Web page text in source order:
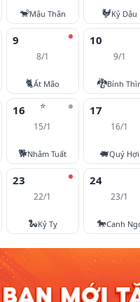
🐒Mậu Thân 🐓Kỷ Dậu
9
8/1
🐈Ất Mão
10
9/1
🐉Bính
⭐
16
15/1
🐕Nhâm Tuất
17
16/1
🐖Quý Hợi
23
22/1
🐍Kỷ Tỵ
24
23/1
🐎Canh